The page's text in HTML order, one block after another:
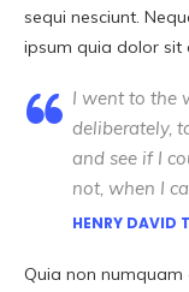
sequi nesciunt.
ipsum quia dolor sit
I went to the
deliberately,
and see if I
not, when I
HENRY DAVID
Quia non